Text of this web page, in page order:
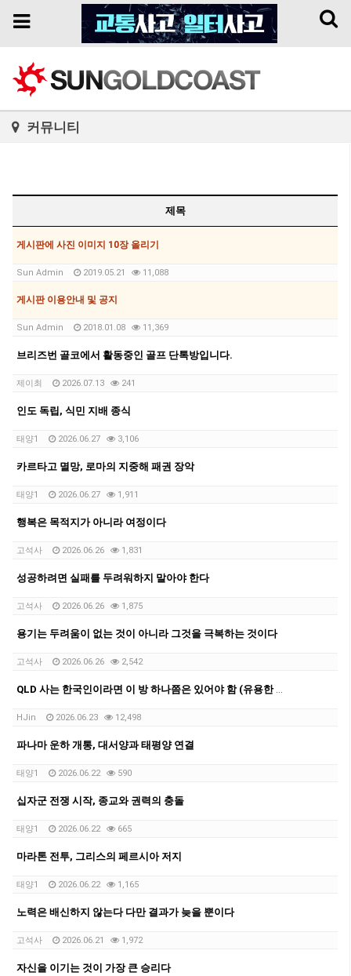
Toggle
Toggle
커뮤니티
제목
게시판에 사진 이미지 10장 올리기
Sun Admin 2019.05.21 11,088
게시판 이용안내 및 공지
Sun Admin 2018.01.08 11,369
브리즈번 골코에서 활동중인 골프 단톡방입니다.
제이최 2026.07.13 241
인도 독립, 식민 지배 종식
태양1 2026.06.27 3,106
카르타고 멸망, 로마의 지중해 패권 장악
태양1 2026.06.27 1,911
행복은 목적지가 아니라 여정이다
고석사 2026.06.26 1,831
성공하려면 실패를 두려워하지 말아야 한다
고석사 2026.06.26 1,875
용기는 두려움이 없는 것이 아니라 그것을 극복하는 것이다
고석사 2026.06.26 2,542
QLD 사는 한국인이라면 이 방 하나쯤은 있어야 함 (유용한 카톡방 모음 공유)
HJin 2026.06.23 12,498
파나마 운하 개통, 대서양과 태평양 연결
태양1 2026.06.22 590
십자군 전쟁 시작, 종교와 권력의 충돌
태양1 2026.06.22 665
마라톤 전투, 그리스의 페르시아 저지
태양1 2026.06.22 1,165
노력은 배신하지 않는다 다만 결과가 늦을 뿐이다
고석사 2026.06.21 1,972
자신을 이기는 것이 가장 큰 승리다